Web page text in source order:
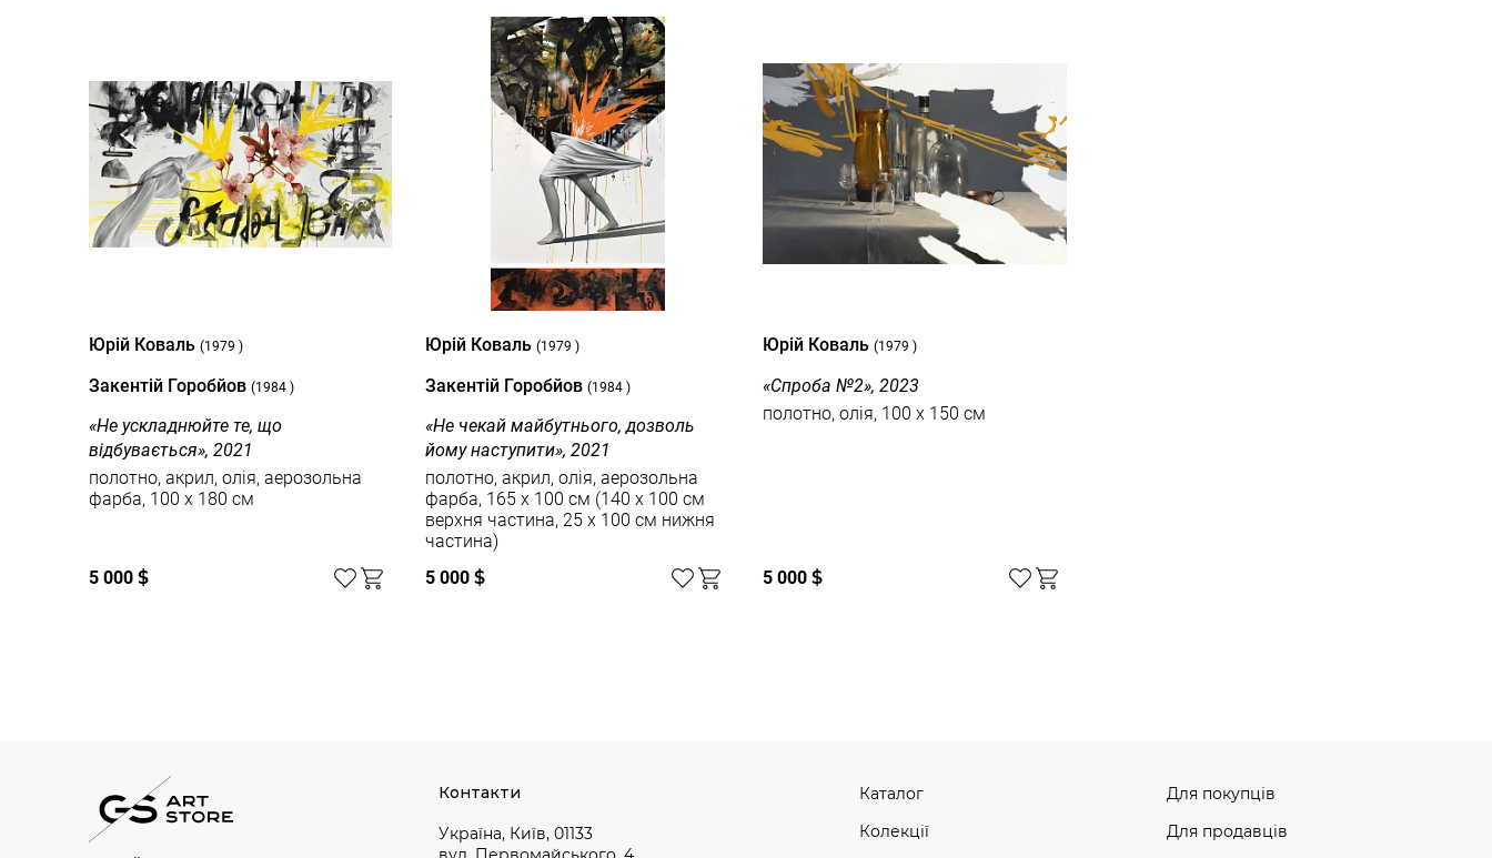
Юрій Коваль (1979 )
Закентій Горобйов (1984 )
«Не ускладнюйте те, що
відбувається», 2021
полотно, акрил, олія, аерозольна
фарба, 100 x 180 см
5 000 $
Юрій Коваль(1979 )
Закентій Горобйов(1984 )
«Не чекай майбутнього, дозволь
йому наступити», 2021
полотно, акрил, олія, аерозольна
фарба, 165 х 100 см (140 х 100 см
верхня частина, 25 х 100 см нижня
частина)
5 000$
Юрій Коваль (1979 )
«Спроба №2», 2023
полотно, олія, 100 x 150 см
5 000 $
Контакти
Україна, Київ, 01133
Каталог
Колекції
Для покупців
Для продавців